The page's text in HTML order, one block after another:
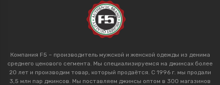
Компания F5 – производитель мужской и женской одежды из денима
среднего ценового сегмента. Мы специализируемся на джинсах более
20 лет и производим товар, который продаётся. С 1996 г. мы продали
3,5 млн пар джинсов. Мы поставляем джинсы оптом в 300 магазинов